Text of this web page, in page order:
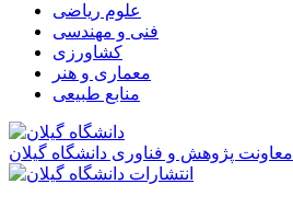
علوم ریاضی
فنی و مهندسی
کشاورزی
معماری و هنر
منابع طبیعی
معاونت پژوهش و فناوری دانشگاه گیلان